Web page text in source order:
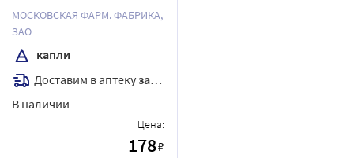
МОСКОВСКАЯ ФАРМ. ФАБРИКА,
ЗАО
капли
Доставим в аптекузавтра
В наличии
Цена:
178₽